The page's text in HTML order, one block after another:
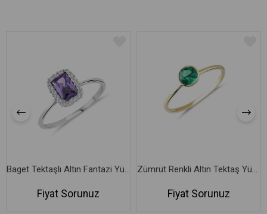
Baget Tektaşlı Altın Fantazi Yüzük
Fiyat Sorunuz
Zümrüt Renkli Altın Tektaş Yüzük
Fiyat Sorunuz